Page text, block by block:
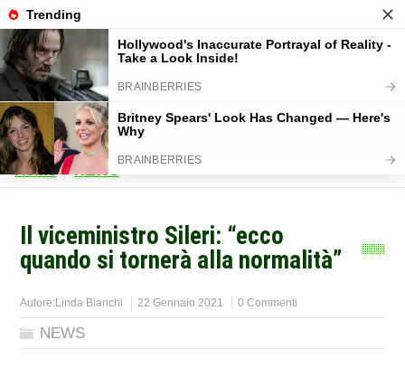
Home> NEWS
Il viceministro Sileri: “ecco
quando si tornerà alla normalità”
Autore:Linda Bianchi 22 Gennaio 2021 0 Commenti
NEWS